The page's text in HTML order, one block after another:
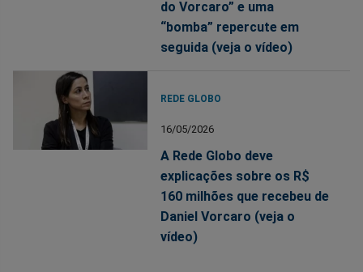
do Vorcaro” e uma
“bomba” repercute em
seguida (veja o vídeo)
REDE GLOBO
16/05/2026
A Rede Globo deve
explicações sobre os R$
160 milhões que recebeu de
Daniel Vorcaro (veja o
vídeo)